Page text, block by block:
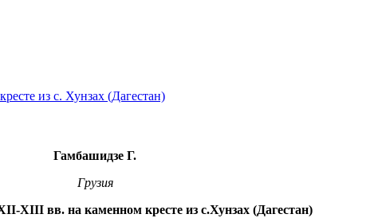
из с. Хунзах (Дагестан)
Гамбашидзе Г.
Грузия
XIII вв. на каменном кресте из с.Хунзах (Дагестан)